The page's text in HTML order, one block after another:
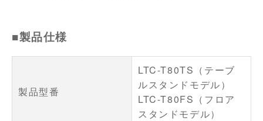
■製品仕様
製品型番
LTC-T80TS（テーブ
ルスタンドモデル）
LTC-T80FS（フロア
スタンドモデル）